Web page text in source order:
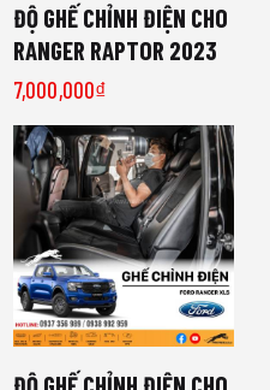
ĐỘ GHẾ CHỈNH ĐIỆN CHO
RANGER RAPTOR 2023
7,000,000₫